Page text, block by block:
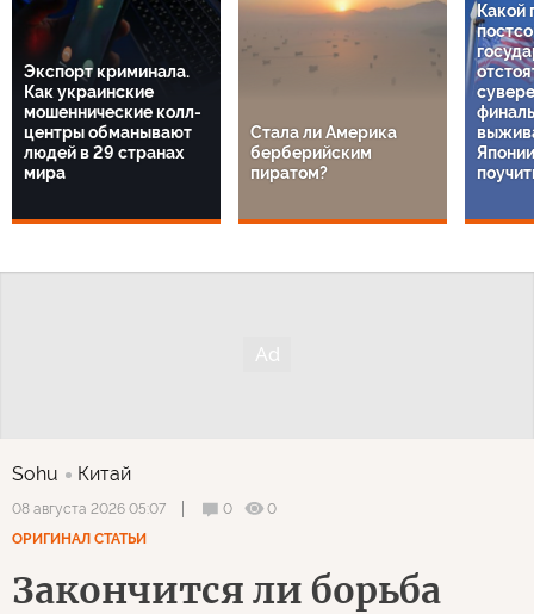
Экспорт криминала.
Как украинские
мошеннические колл-
центры обманывают
людей в 29 странах
мира
Стала ли Америка
берберийским
пиратом?
Какой
Sohu Китай
08 августа 2026 05:07 0
0
ОРИГИНАЛ СТАТЬИ
Закончится ли борьба